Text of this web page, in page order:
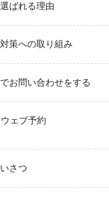
ばれる理由
策への取り組み
お問い合わせをする
ェブ予約
さつ